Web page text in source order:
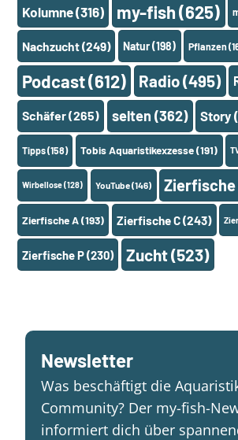
Kolumne(316) my-fish(625)
Nachzucht(249) Natur(198) Pflanzen
Podcast(612) Radio(495)
Schäfer(265) selten (362) Story
Tipps(158) Tobis Aquaristikexzesse(191)
Wirbellose(128) YouTube(146) Zierfische
Zierfische A(193) Zierfische C(243)
Zierfische P(230) Zucht(523)
Newsletter
Was beschäftigt die
Community? Der my-fish-
informiert dich über